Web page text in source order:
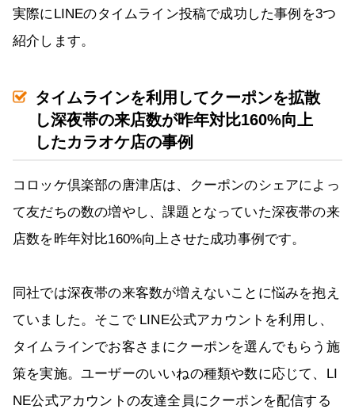
実際にLINEのタイムライン投稿で成功した事例を3つ
紹介します。
タイムラインを利用してクーポンを拡散
し深夜帯の来店数が昨年対比160%向上
したカラオケ店の事例
コロッケ倶楽部の唐津店は、クーポンのシェアによっ
て友だちの数の増やし、課題となっていた深夜帯の来
店数を昨年対比160%向上させた成功事例です。
同社では深夜帯の来客数が増えないことに悩みを抱え
ていました。そこで LINE公式アカウントを利用し、
タイムラインでお客さまにクーポンを選んでもらう施
策を実施。ユーザーのいいねの種類や数に応じて、LI
NE公式アカウントの友達全員にクーポンを配信する